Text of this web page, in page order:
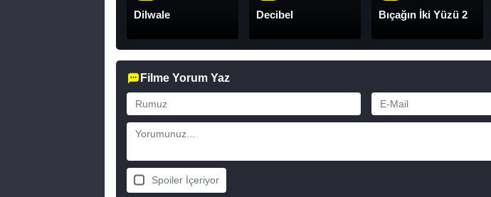
Dilwale Decibel Bıçağın İki Yüzü 2
Filme Yorum Yaz
Spoiler İçeriyor